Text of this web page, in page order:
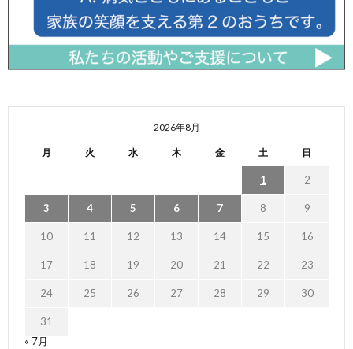
2026年8月
月 火 水 木 金 土 日
1 2
3 4 5 6 7 8 9
10 11 12 13 14 15 16
17 18 19 20 21 22 23
24 25 26 27 28 29 30
31
« 7月